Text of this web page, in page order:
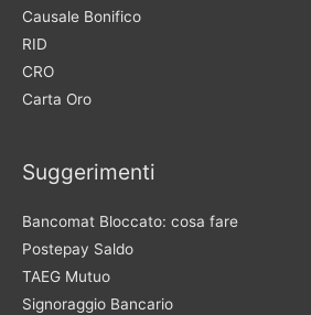
Causale Bonifico
RID
CRO
Carta Oro
Suggerimenti
Bancomat Bloccato: cosa fare
Postepay Saldo
TAEG Mutuo
Signoraggio Bancario